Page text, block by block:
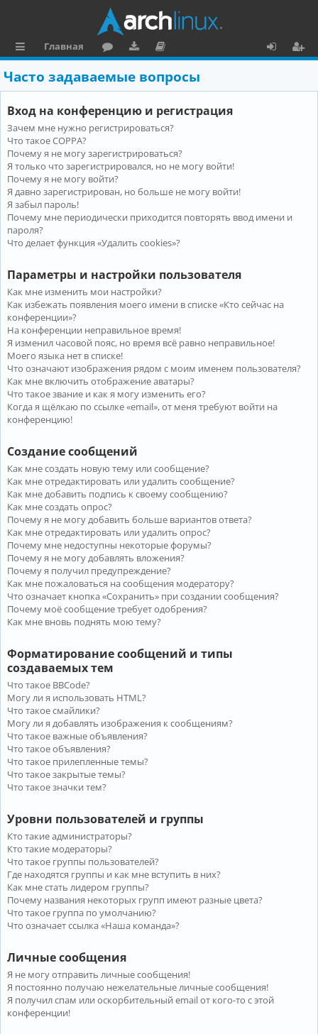
ы
л
к
и
Главная
ру
м
ру
зк
и
ку
м
е
н
та
ц
и
я
о
и
Часто задаваемые вопросы
Вход на конференцию и регистрация
Зачем мне нужно регистрироваться?
Что такое COPPA?
Почему я не могу зарегистрироваться?
Я только что зарегистрировался, но не могу войти!
Почему я не могу войти?
Я давно зарегистрирован, но больше не могу войти!
Я забыл пароль!
Почему мне периодически приходится повторять ввод имени и
пароля?
Что делает функция «Удалить cookies»?
Параметры и настройки пользователя
Как мне изменить мои настройки?
Как избежать появления моего имени в списке «Кто сейчас на
конференции»?
На конференции неправильное время!
Я изменил часовой пояс, но время всё равно неправильное!
Моего языка нет в списке!
Что означают изображения рядом с моим именем пользователя?
Как мне включить отображение аватары?
Что такое звание и как я могу изменить его?
Когда я щёлкаю по ссылке «email», от меня требуют войти на
конференцию!
Создание сообщений
Как мне создать новую тему или сообщение?
Как мне отредактировать или удалить сообщение?
Как мне добавить подпись к своему сообщению?
Как мне создать опрос?
Почему я не могу добавить больше вариантов ответа?
Как мне отредактировать или удалить опрос?
Почему мне недоступны некоторые форумы?
Почему я не могу добавлять вложения?
Почему я получил предупреждение?
Как мне пожаловаться на сообщения модератору?
Что означает кнопка «Сохранить» при создании сообщения?
Почему моё сообщение требует одобрения?
Как мне вновь поднять мою тему?
Форматирование сообщений и типы
создаваемых тем
Что такое BBCode?
Могу ли я использовать HTML?
Что такое смайлики?
Могу ли я добавлять изображения к сообщениям?
Что такое важные объявления?
Что такое объявления?
Что такое прилепленные темы?
Что такое закрытые темы?
Что такое значки тем?
Уровни пользователей и группы
Кто такие администраторы?
Кто такие модераторы?
Что такое группы пользователей?
Где находятся группы и как мне вступить в них?
Как мне стать лидером группы?
Почему названия некоторых групп имеют разные цвета?
Что такое группа по умолчанию?
Что означает ссылка «Наша команда»?
Личные сообщения
Я не могу отправить личные сообщения!
Я постоянно получаю нежелательные личные сообщения!
Я получил спам или оскорбительный email от кого-то с этой
конференции!